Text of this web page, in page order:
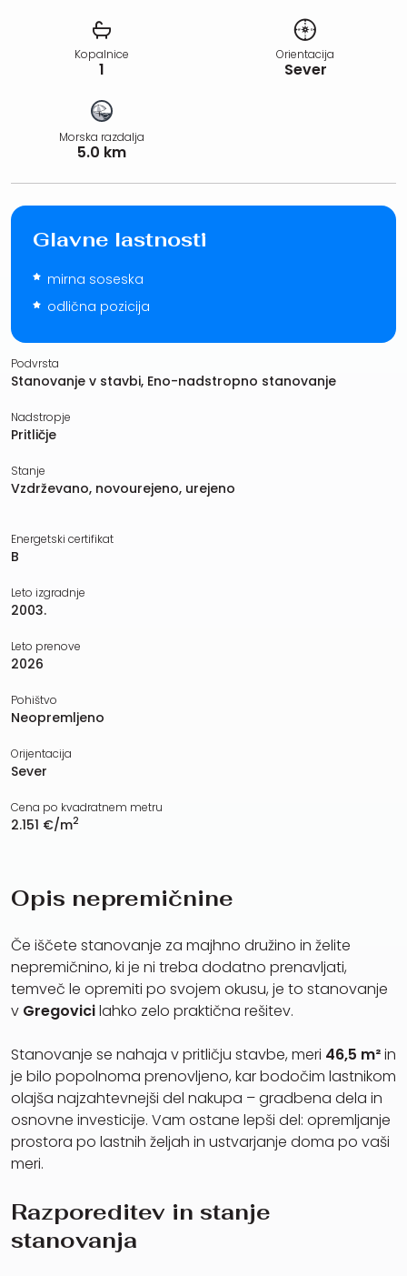
Kopalnice
1
Orientacija
Sever
Morska razdalja
5.0 km
Glavne lastnosti
mirna soseska
odlična pozicija
Podvrsta
Stanovanje v stavbi, Eno-nadstropno stanovanje
Nadstropje
Pritličje
Stanje
Vzdrževano, novourejeno, urejeno
Energetski certifikat
B
Leto izgradnje
2003.
Leto prenove
2026
Pohištvo
Neopremljeno
Orijentacija
Sever
Cena po kvadratnem metru
2.151 €/m2
Opis nepremičnine
Če iščete stanovanje za majhno družino in želite
nepremičnino, ki je ni treba dodatno prenavljati,
temveč le opremiti po svojem okusu, je to stanovanje
v Gregovicilahko zelo praktična rešitev.
Stanovanje se nahaja v pritličju stavbe, meri 46,5 m²in
je bilo popolnoma prenovljeno, kar bodočim lastnikom
olajša najzahtevnejši del nakupa – gradbena dela in
osnovne investicije. Vam ostane lepši del: opremljanje
prostora po lastnih željah in ustvarjanje doma po vaši
meri.
Razporeditev in stanje
stanovanja